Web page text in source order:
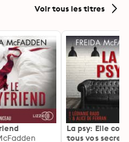
Voir tous les titres
La psy: Elle
tous vos